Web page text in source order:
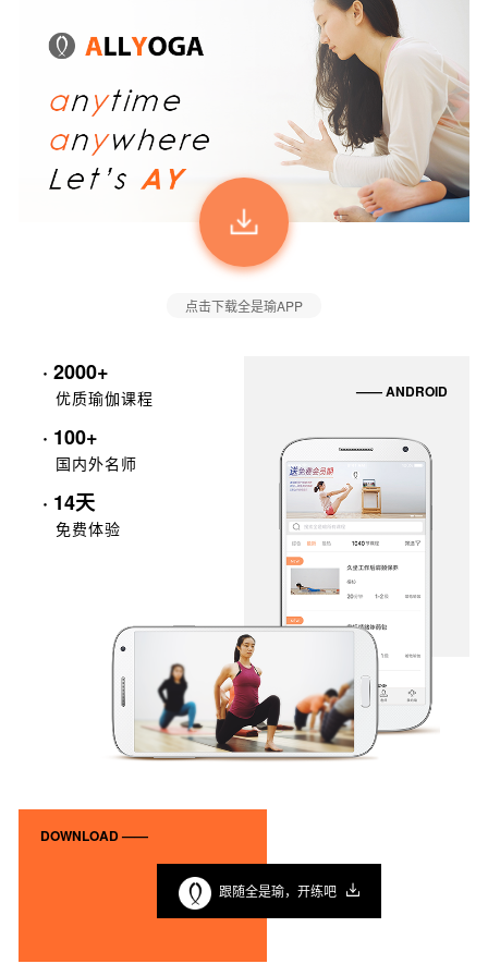
点击下载全是瑜APP
· 2000+
优质瑜伽课程
· 100+
国内外名师
· 14天
免费体验
—— ANDROID
DOWNLOAD ——
跟随全是瑜，开练吧